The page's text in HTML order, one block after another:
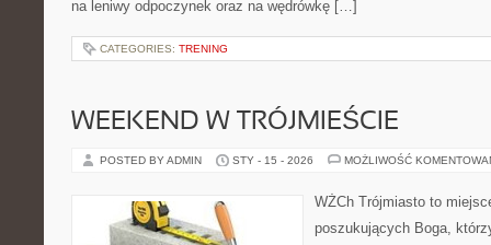
na leniwy odpoczynek oraz na wędrówkę […]
CATEGORIES: TRENING
WEEKEND W TRÓJMIEŚCIE
POSTED BY ADMIN STY - 15 - 2026 MOŻLIWOŚĆ
WŻCh Trójmiasto to
poszukujących Boga,